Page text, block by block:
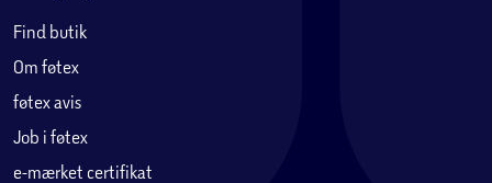
Find butik
Om føtex
føtex avis
Job i føtex
e-mærket certifikat